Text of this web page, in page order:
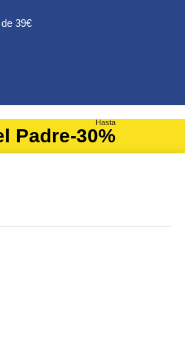
39€
Padre
Hasta
-30%